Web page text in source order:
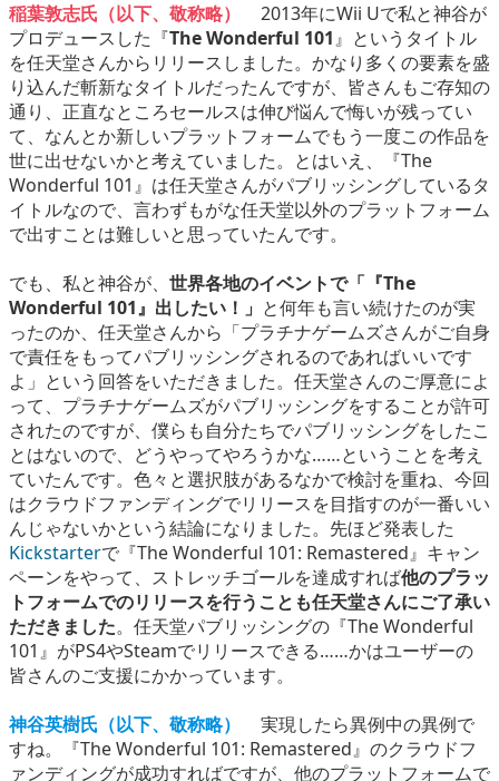
稲葉敦志氏（以下、敬称略）
2013年にWii Uで私と神谷が
プロデュースした『The Wonderful 101』というタイトル
を任天堂さんからリリースしました。かなり多くの要素を盛
り込んだ斬新なタイトルだったんですが、皆さんもご存知の
通り、正直なところセールスは伸び悩んで悔いが残ってい
て、なんとか新しいプラットフォームでもう一度この作品を
世に出せないかと考えていました。とはいえ、『The
Wonderful 101』は任天堂さんがパブリッシングしているタ
イトルなので、言わずもがな任天堂以外のプラットフォーム
で出すことは難しいと思っていたんです。
でも、私と神谷が、 世界各地のイベントで「『The
Wonderful 101』出したい！」 と何年も言い続けたのが実
ったのか、任天堂さんから「プラチナゲームズさんがご自身
で責任をもってパブリッシングされるのであればいいです
よ」という回答をいただきました。任天堂さんのご厚意によ
って、プラチナゲームズがパブリッシングをすることが許可
されたのですが、僕らも自分たちでパブリッシングをしたこ
とはないので、どうやってやろうかな……ということを考え
ていたんです。色々と選択肢があるなかで検討を重ね、今回
はクラウドファンディングでリリースを目指すのが一番いい
んじゃないかという結論になりました。先ほど発表した
Kickstarterで『The Wonderful 101: Remastered』キャン
ペーンをやって、ストレッチゴールを達成すれば他のプラッ
トフォームでのリリースを行うことも任天堂さんにご了承い
ただきました。任天堂パブリッシングの『The Wonderful
101』がPS4やSteamでリリースできる……かはユーザーの
皆さんのご支援にかかっています。
神谷英樹氏（以下、敬称略）
実現したら異例中の異例で
すね。『The Wonderful 101: Remastered』のクラウドフ
ァンディングが成功すればですが、他のプラットフォームで